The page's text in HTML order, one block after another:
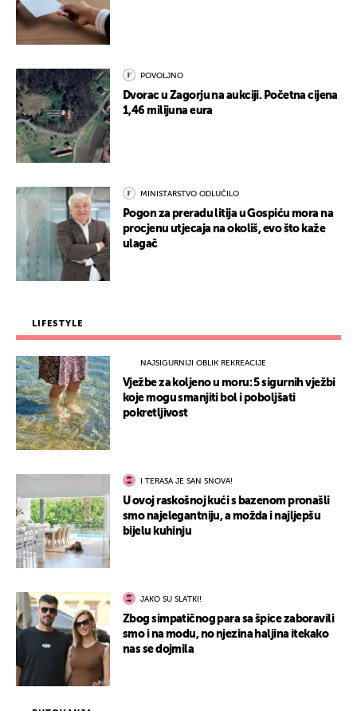
POVOLJNO
Dvorac u Zagorju na aukciji. Početna cijena
1,46 milijuna eura
MINISTARSTVO ODLUČILO
Pogon za preradu litija u Gospiću mora na
procjenu utjecaja na okoliš, evo što kaže
ulagač
LIFESTYLE
NAJSIGURNIJI OBLIK REKREACIJE
Vježbe za koljeno u moru: 5 sigurnih vježbi
koje mogu smanjiti bol i poboljšati
pokretljivost
I TERASA JE SAN SNOVA!
U ovoj raskošnoj kući s bazenom pronašli
smo najelegantniju, a možda i najljepšu
bijelu kuhinju
JAKO SU SLATKI!
Zbog simpatičnog para sa špice zaboravili
smo i na modu, no njezina haljina itekako
nas se dojmila